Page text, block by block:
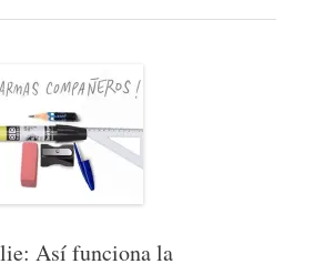
Así funciona la